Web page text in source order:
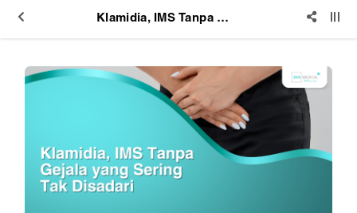
Klamidia, IMS Tanpa Gejala yang Sering Tak Disadari